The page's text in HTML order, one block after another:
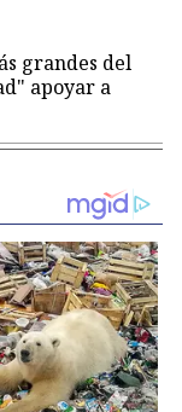
grandes del
apoyar a